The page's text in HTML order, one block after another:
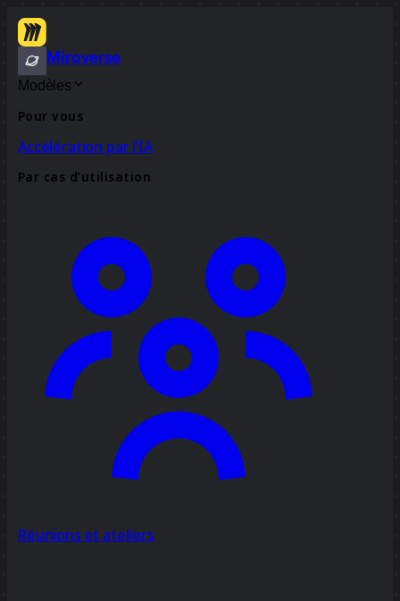
Miroverse
Modèles
Pour vous
Accélération par l’IA
Par cas d’utilisation
Réunions et ateliers